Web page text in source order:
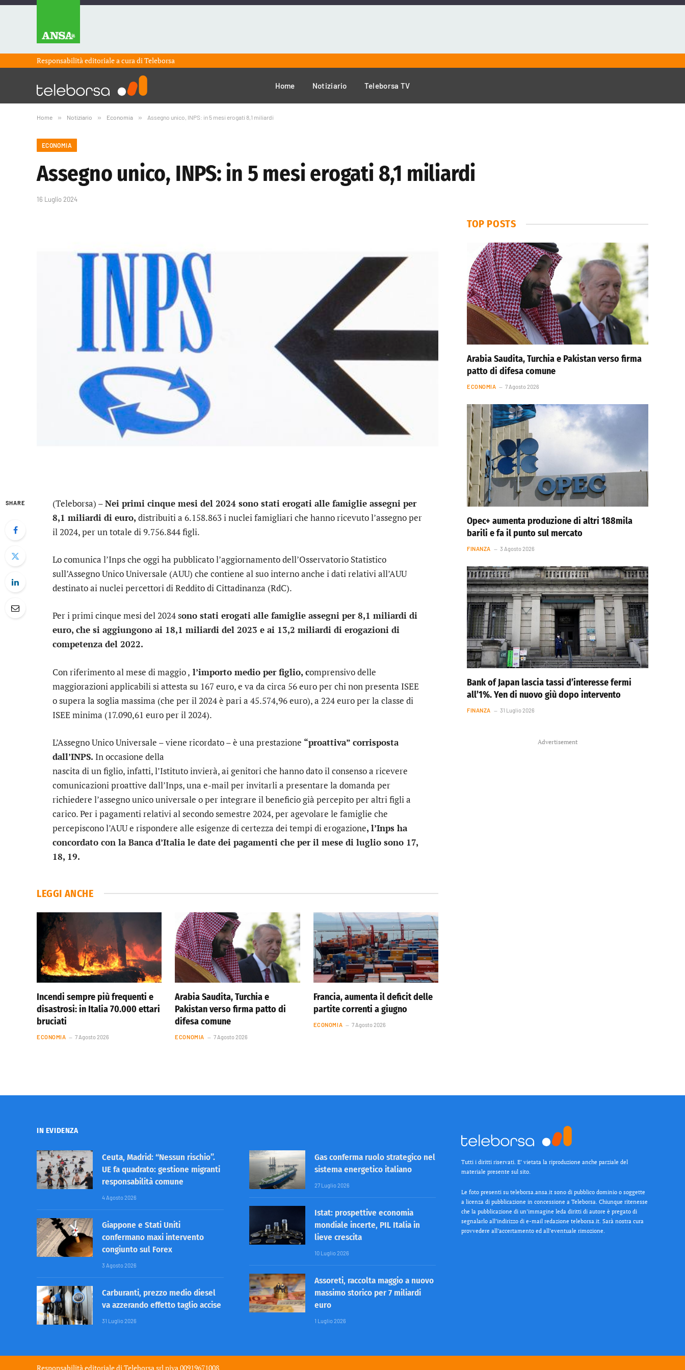
Responsabilità editoriale a cura diTeleborsa
Home Notiziario Teleborsa TV
Home » Notiziario » Economia » Assegno unico, INPS: in 5 mesi erogati 8,1 miliardi
ECONOMIA
Assegno unico, INPS: in 5 mesi erogati 8,1 miliardi
16 Luglio 2024
SHARE (Teleborsa) –Nei primi cinque mesi del 2024 sono stati erogati alle famiglie assegni per
8,1 miliardi di euro, distribuiti a 6.158.863 i nuclei famigliari che hanno ricevuto l’assegno per
il 2024, per un totale di 9.756.844 figli.
Lo comunica l’Inps che oggi ha pubblicato l’aggiornamento dell’Osservatorio Statistico
sull’Assegno Unico Universale (AUU) che contiene al suo interno anche i dati relativi all’AUU
destinato ai nuclei percettori di Reddito di Cittadinanza (RdC).
Per i primi cinque mesi del 2024 sono stati erogati alle famiglie assegni per 8,1 miliardi di
euro, che si aggiungono ai 18,1 miliardi del 2023 e ai 13,2 miliardi di erogazioni di
competenza del 2022.
Con riferimento al mese di maggio , l’importo medio per figlio, comprensivo delle
maggiorazioni applicabili si attesta su 167 euro, e va da circa 56 euro per chi non presenta ISEE
o supera la soglia massima (che per il 2024 è pari a 45.574,96 euro), a 224 euro per la classe di
ISEE minima (17.090,61 euro per il 2024).
L’Assegno Unico Universale – viene ricordato – è una prestazione “proattiva” corrisposta
dall’INPS. In occasione della
nascita di un figlio, infatti, l’Istituto invierà, ai genitori che hanno dato il consenso a ricevere
comunicazioni proattive dall’Inps, una e-mail per invitarli a presentare la domanda per
richiedere l’assegno unico universale o per integrare il beneficio già percepito per altri figli a
carico. Per i pagamenti relativi al secondo semestre 2024, per agevolare le famiglie che
percepiscono l’AUU e rispondere alle esigenze di certezza dei tempi di erogazione, l’Inps ha
concordato con la Banca d’Italia le date dei pagamenti che per il mese di luglio sono 17,
18, 19.
LEGGI ANCHE
Incendi sempre più frequenti e
disastrosi: in Italia 70.000 ettari
bruciati
ECONOMIA 7 Agosto 2026
Arabia Saudita, Turchia e
Pakistan verso firma patto di
difesa comune
ECONOMIA 7 Agosto 2026
Francia, aumenta il deficit delle
partite correnti a giugno
ECONOMIA 7 Agosto 2026
TOP POSTS
Arabia Saudita, Turchia e Pakistan verso firma
patto di difesa comune
ECONOMIA 7 Agosto 2026
Opec+ aumenta produzione di altri 188mila
barili e fa il punto sul mercato
FINANZA 3 Agosto 2026
Bank of Japan lascia tassi d’interesse fermi
all’1%. Yen di nuovo giù dopo intervento
FINANZA 31 Luglio 2026
Advertisement
IN EVIDENZA
Ceuta, Madrid: “Nessun rischio”.
UE fa quadrato: gestione migranti
responsabilità comune
4 Agosto 2026
Giappone e Stati Uniti
confermano maxi intervento
congiunto sul Forex
3 Agosto 2026
Carburanti, prezzo medio diesel
va azzerando effetto taglio accise
31 Luglio 2026
Gas conferma ruolo strategico nel
sistema energetico italiano
27 Luglio 2026
Istat: prospettive economia
mondiale incerte, PIL Italia in
lieve crescita
10 Luglio 2026
Assoreti, raccolta maggio a nuovo
massimo storico per 7 miliardi
euro
1 Luglio 2026
Tutti i diritti riservati. E’ vietata la riproduzione anche parziale del
materiale presente sul sito.
Le foto presenti su teleborsa.ansa.it sono di pubblico dominio o soggette
a licenza di pubblicazione in concessione a Teleborsa. Chiunque ritenesse
che la pubblicazione di un’immagine leda diritti di autore è pregato di
segnalarlo all’indirizzo di e-mail redazione teleborsa.it. Sarà nostra cura
provvedere all’accertamento ed all’eventuale rimozione.
Responsabilità editoriale di Teleborsa srl piva 00919671008